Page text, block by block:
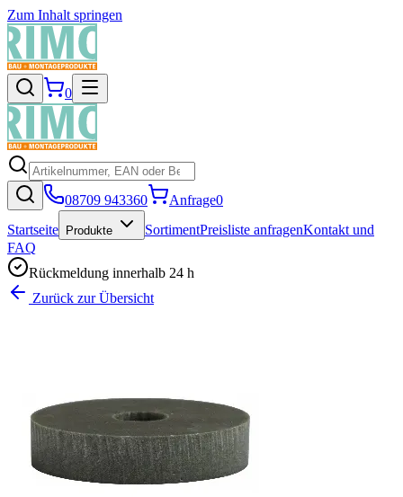
Zum Inhalt springen
0
08709 943360 Anfrage0
Startseite
Produkte SortimentPreisliste anfragenKontakt und
FAQ
Rückmeldung innerhalb 24 h
Zurück zur Übersicht